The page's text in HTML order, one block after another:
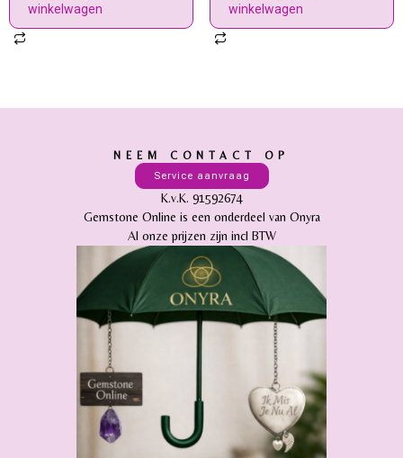
winkelwagen
winkelwagen
NEEM CONTACT OP
Service aanvraag
K.v.K. 91592674
Gemstone Online is een onderdeel van Onyra
Al onze prijzen zijn incl BTW